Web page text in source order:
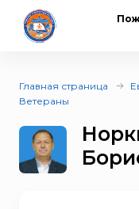
Главная страница
Ветераны